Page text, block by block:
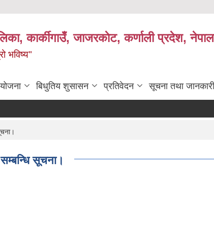
कार्कीगाउँ, जाजरकाेट, कर्णाली प्रदेश,
भविष्य"
बिधुतिय शुसासन प्रतिवेदन सूचना तथा जानकारी
सूचना।